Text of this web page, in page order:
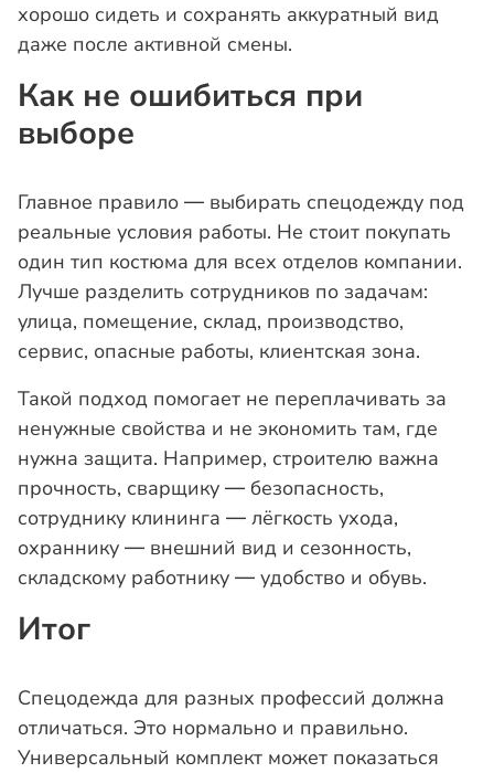
хорошо сидеть и сохранять аккуратный вид
даже после активной смены.
Как не ошибиться при
выборе
Главное правило — выбирать спецодежду под
реальные условия работы. Не стоит покупать
один тип костюма для всех отделов компании.
Лучше разделить сотрудников по задачам:
улица, помещение, склад, производство,
сервис, опасные работы, клиентская зона.
Такой подход помогает не переплачивать за
ненужные свойства и не экономить там, где
нужна защита. Например, строителю важна
прочность, сварщику — безопасность,
сотруднику клининга — лёгкость ухода,
охраннику — внешний вид и сезонность,
складскому работнику — удобство и обувь.
Итог
Спецодежда для разных профессий должна
отличаться. Это нормально и правильно.
Универсальный комплект может показаться